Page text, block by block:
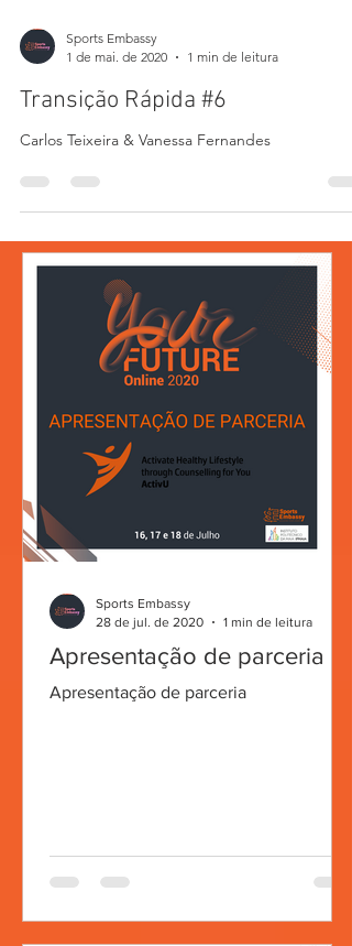
Sports Embassy
1 de mai. de 2020
1 min de leitura
Transição Rápida #6
Carlos Teixeira & Vanessa Fernandes
Apresentação de parceria
Apresentação de parceria
Sports Embassy
28 de jul. de 2020
1 min de leitura